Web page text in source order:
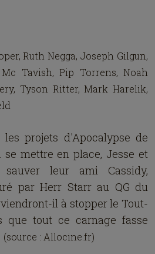
Ruth Negga, Joseph Gilgun,
Tavish, Pip Torrens, Noah
Tyson Ritter, Mark Harelik,
projets d'Apocalypse de
mettre en place, Jesse et
leur ami Cassidy,
par Herr Starr au QG du
il à stopper le Tout-
que tout ce carnage fasse
(source : Allocine.fr)